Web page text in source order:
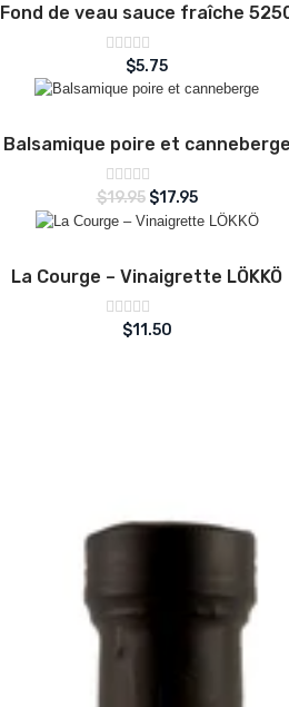
Fond de veau sauce fraîche
Note
sur
5
$5.75
Balsamique poire et canneberge
Note
5
$19.95 $17.95
La Courge – Vinaigrette LÖKKÖ
Note
sur
$11.50